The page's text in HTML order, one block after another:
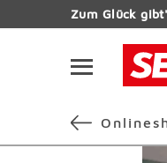
Zum Hauptinhalt
Zum Glück